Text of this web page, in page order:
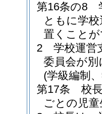
第16条の8
ともに学
置くこと
2
学校運営
委員会が
(学級編制
第17条
校
ごとの児